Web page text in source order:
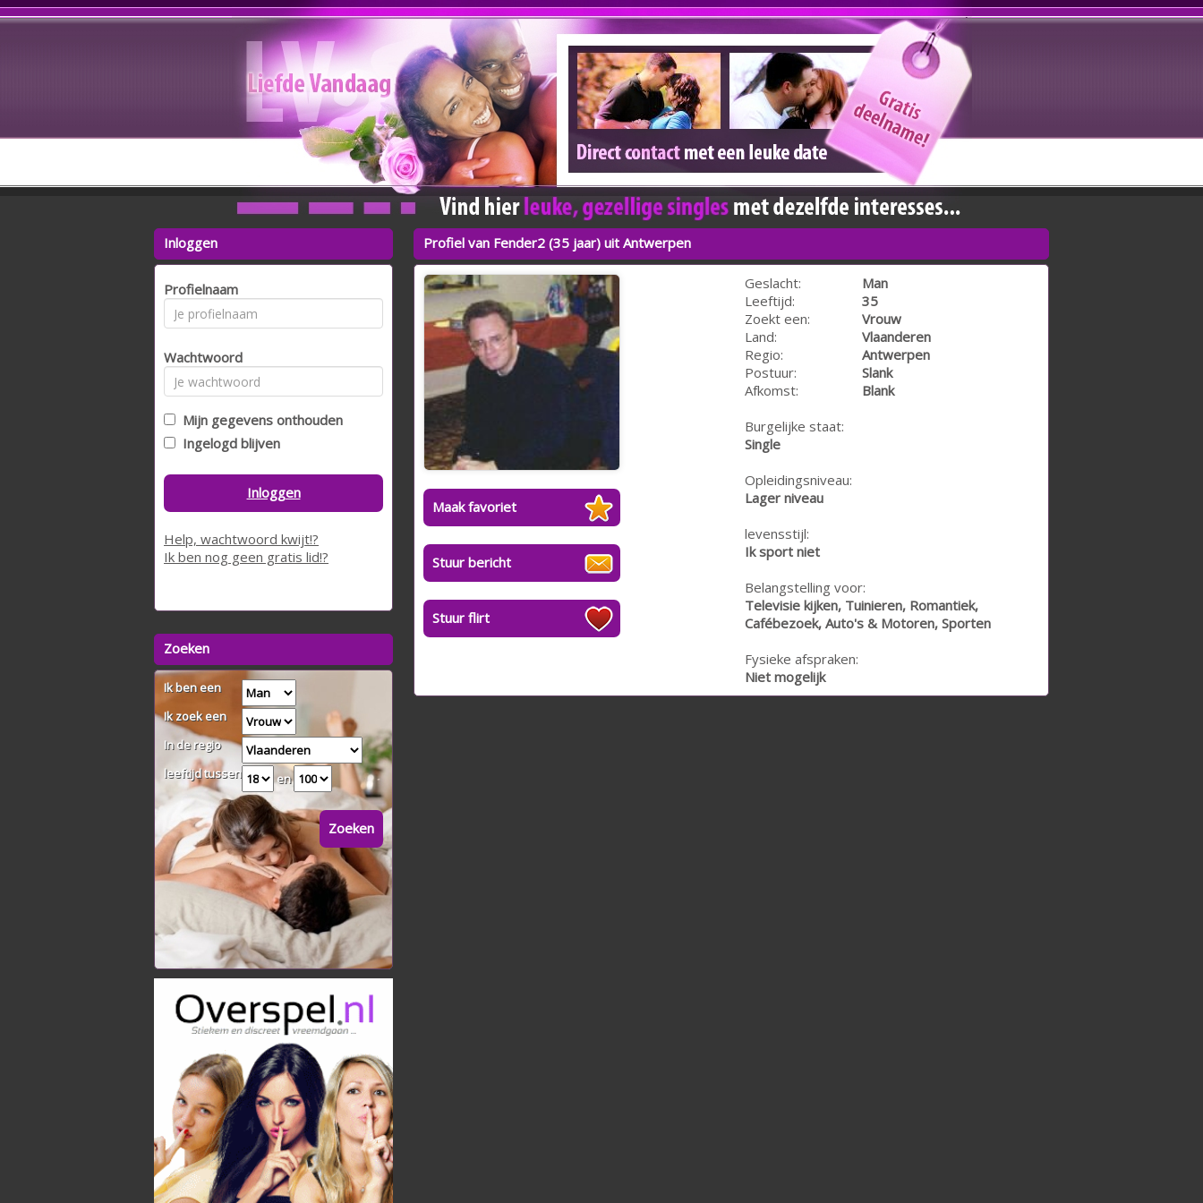
Profiel van Fender2 (35 jaar) uit Antwerpen
Maak favoriet
Stuur bericht
Stuur flirt
Geslacht:
Man
Leeftijd:
35
Zoekt een:
Vrouw
Land:
Vlaanderen
Regio:
Antwerpen
Postuur:
Slank
Afkomst:
Blank
Burgelijke staat:
Single
Opleidingsniveau:
Lager niveau
levensstijl:
Ik sport niet
Belangstelling voor:
Televisie kijken, Tuinieren, Romantiek,
Cafébezoek, Auto's & Motoren, Sporten
Fysieke afspraken:
Niet mogelijk
Inloggen
Profielnaam
Wachtwoord
Mijn gegevens onthouden
Ingelogd blijven
Inloggen
Help, wachtwoord kwijt!?
Ik ben nog geen gratis lid!?
Zoeken
Ik ben een
Ik zoek een
In de regio
leeftijd tussen
en
Zoeken